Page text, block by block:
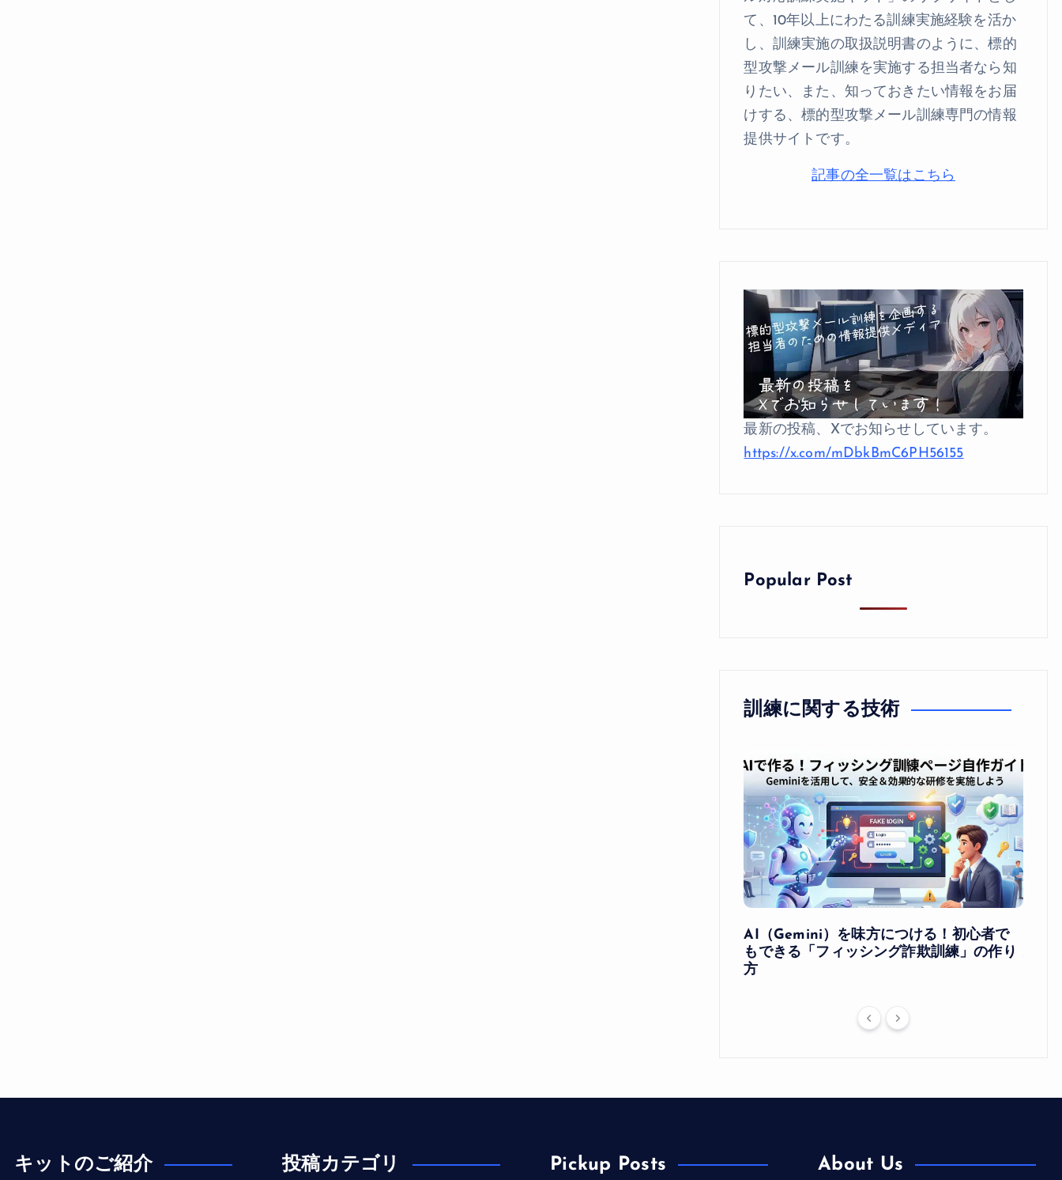
て、10年以上にわたる訓練実施経験を活か
し、訓練実施の取扱説明書のように、標的
型攻撃メール訓練を実施する担当者なら知
りたい、また、知っておきたい情報をお届
けする、標的型攻撃メール訓練専門の情報
提供サイトです。
記事の全一覧はこちら
最新の投稿、Xでお知らせしています。
https://x.com/mDbkBmC6PH56155
Popular Post
訓練に関する技術
AI（Gemini）を味方につける！初心者で
もできる「フィッシング詐欺訓練」の作り
方
キットのご紹介 投稿カテゴリ Pickup Posts About Us